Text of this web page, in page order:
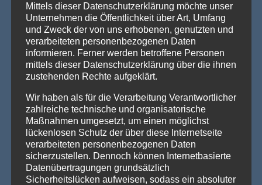
Wenn eine ganze Stadt im Halloween-Fieber ist…
Willkommen in Arnstadt! Zum 25. Mal verwandelt sich
Arnstadt zur [...]Weiterlesen »
Mittels dieser Datenschutzerklärung möchte unser
Unternehmen die Öffentlichkeit über Art, Umfang
und Zweck der von uns erhobenen, genutzten und
verarbeiteten personenbezogenen Daten
informieren. Ferner werden betroffene Personen
mittels dieser Datenschutzerklärung über die ihnen
zustehenden Rechte aufgeklärt.
Wir haben als für die Verarbeitung Verantwortlicher
zahlreiche technische und organisatorische
Maßnahmen umgesetzt, um einen möglichst
lückenlosen Schutz der über diese Internetseite
verarbeiteten personenbezogenen Daten
sicherzustellen. Dennoch können Internetbasierte
Datenübertragungen grundsätzlich
Sicherheitslücken aufweisen, sodass ein absoluter